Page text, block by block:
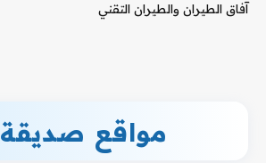
آفاق الطيران والطيران التقني
مواقع صديقة